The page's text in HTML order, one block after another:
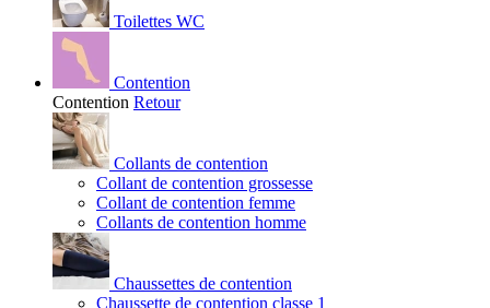
Toilettes WC
Contention
Contention Retour
Collants de contention
Collant de contention grossesse
Collant de contention femme
Collants de contention homme
Chaussettes de contention
Chaussette de contention classe 1